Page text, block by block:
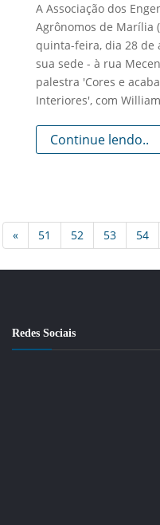
A Associação dos
Agrônomos de Marília
quinta-feira, dia 28 de
sua sede - à rua
palestra 'Cores e
Interiores', com
Continue lendo..
« 51 52 53 54
Redes Sociais